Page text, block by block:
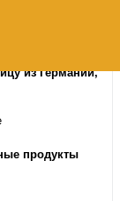
из Германии,
продукты